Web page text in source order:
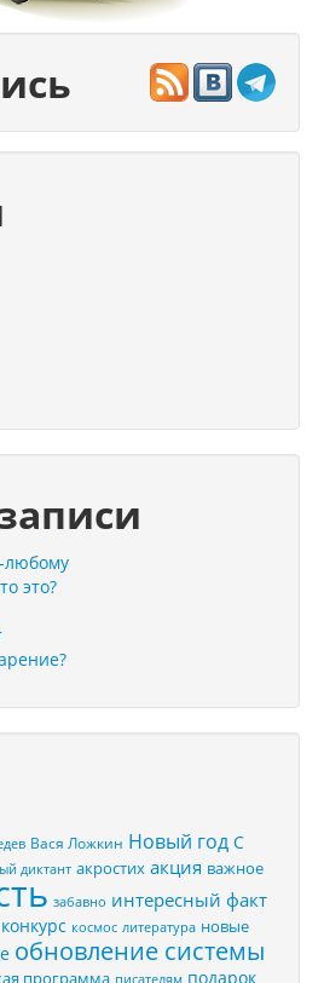
это?
Вася Ложкин Новый год С
диктант акростих акция важное
забавно интересный факт
конкурс космос литература новые
обновление системы
программа писателям подарок